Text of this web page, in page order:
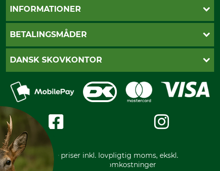
Kontakt
Cookie-indstillinger
INFORMATIONER
Betalingsmåder
Privatlivspolitik
Handelsbetingelser
Impressum
Gratis returlabel
BETALINGSMÅDER
Dankort
Mobile Pay
Kreditkort
DANSK SKOVKONTOR
Karriere
Messe datoer
Om os
International
* Alle priser inkl. lovpligtig moms, ekskl.
forsendelsesomkostninger